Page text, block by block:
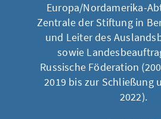
Europa/Nordamerika-
Zentrale der Stiftung in
und Leiter des
sowie
Russische Föderation
2019 bis zur Schließung
2022).